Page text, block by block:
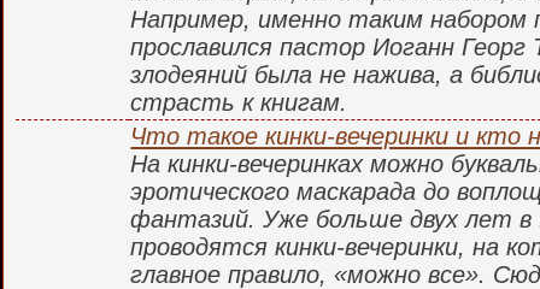
Например, именно таким набором
прославился пастор Иоганн
злодеяний была не нажива, а
страсть к книгам.
Что такое кинки-вечеринки и кто
На кинки-вечеринках можно
эротического маскарада до
фантазий. Уже больше двух лет в
проводятся кинки-вечеринки, на
главное правило, «можно все».